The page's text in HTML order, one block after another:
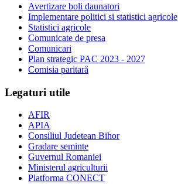
Avertizare boli daunatori
Implementare politici si statistici agricole
Statistici agricole
Comunicate de presa
Comunicari
Plan strategic PAC 2023 - 2027
Comisia paritară
Legaturi utile
AFIR
APIA
Consiliul Judetean Bihor
Gradare seminte
Guvernul Romaniei
Ministerul agriculturii
Platforma CONECT